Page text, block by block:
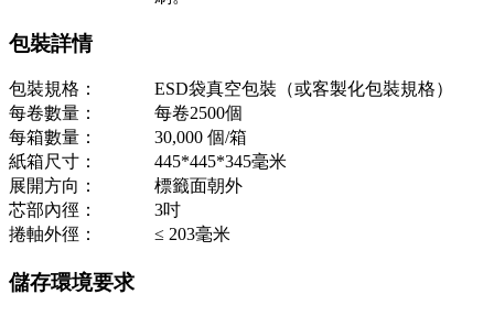
包裝詳情
包裝規格：
ESD袋真空包裝（或客製化包裝規格）
每卷數量：
每卷2500個
每箱數量：
30,000 個/箱
紙箱尺寸：
445*445*345毫米
展開方向：
標籤面朝外
芯部內徑：
3吋
捲軸外徑：
≤ 203毫米
儲存環境要求